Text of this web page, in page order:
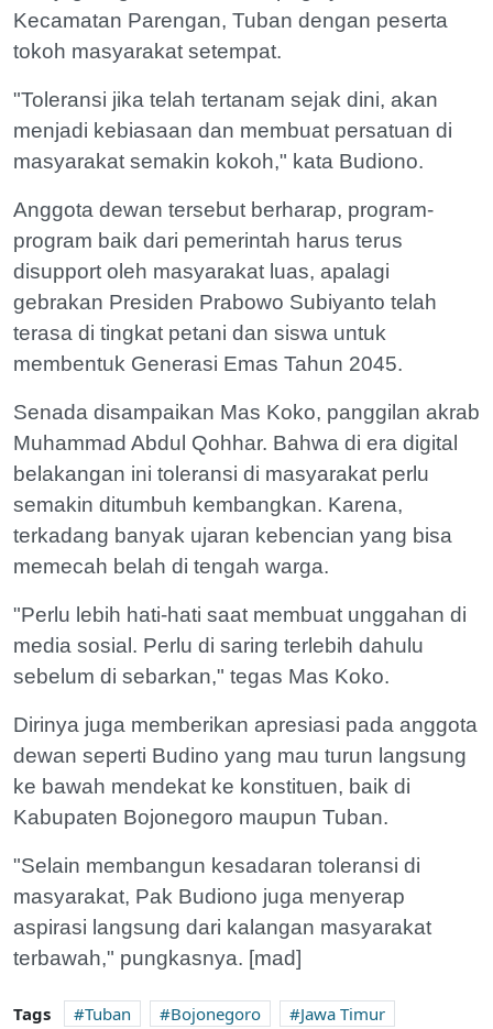
Kecamatan Parengan, Tuban dengan peserta
tokoh masyarakat setempat.
"Toleransi jika telah tertanam sejak dini, akan
menjadi kebiasaan dan membuat persatuan di
masyarakat semakin kokoh," kata Budiono.
Anggota dewan tersebut berharap, program-
program baik dari pemerintah harus terus
disupport oleh masyarakat luas, apalagi
gebrakan Presiden Prabowo Subiyanto telah
terasa di tingkat petani dan siswa untuk
membentuk Generasi Emas Tahun 2045.
Senada disampaikan Mas Koko, panggilan akrab
Muhammad Abdul Qohhar. Bahwa di era digital
belakangan ini toleransi di masyarakat perlu
semakin ditumbuh kembangkan. Karena,
terkadang banyak ujaran kebencian yang bisa
memecah belah di tengah warga.
"Perlu lebih hati-hati saat membuat unggahan di
media sosial. Perlu di saring terlebih dahulu
sebelum di sebarkan," tegas Mas Koko.
Dirinya juga memberikan apresiasi pada anggota
dewan seperti Budino yang mau turun langsung
ke bawah mendekat ke konstituen, baik di
Kabupaten Bojonegoro maupun Tuban.
"Selain membangun kesadaran toleransi di
masyarakat, Pak Budiono juga menyerap
aspirasi langsung dari kalangan masyarakat
terbawah," pungkasnya. [mad]
Tags Tuban Bojonegoro Jawa Timur